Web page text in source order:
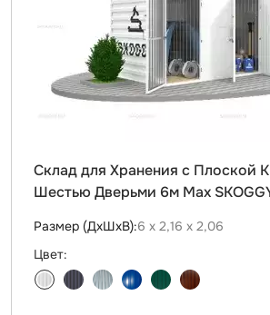
Склад для Хранения с Плоской
Шестью Дверьми 6м Max
Размер (ДxШxВ):6 х 2,16 х 2,06
Цвет: